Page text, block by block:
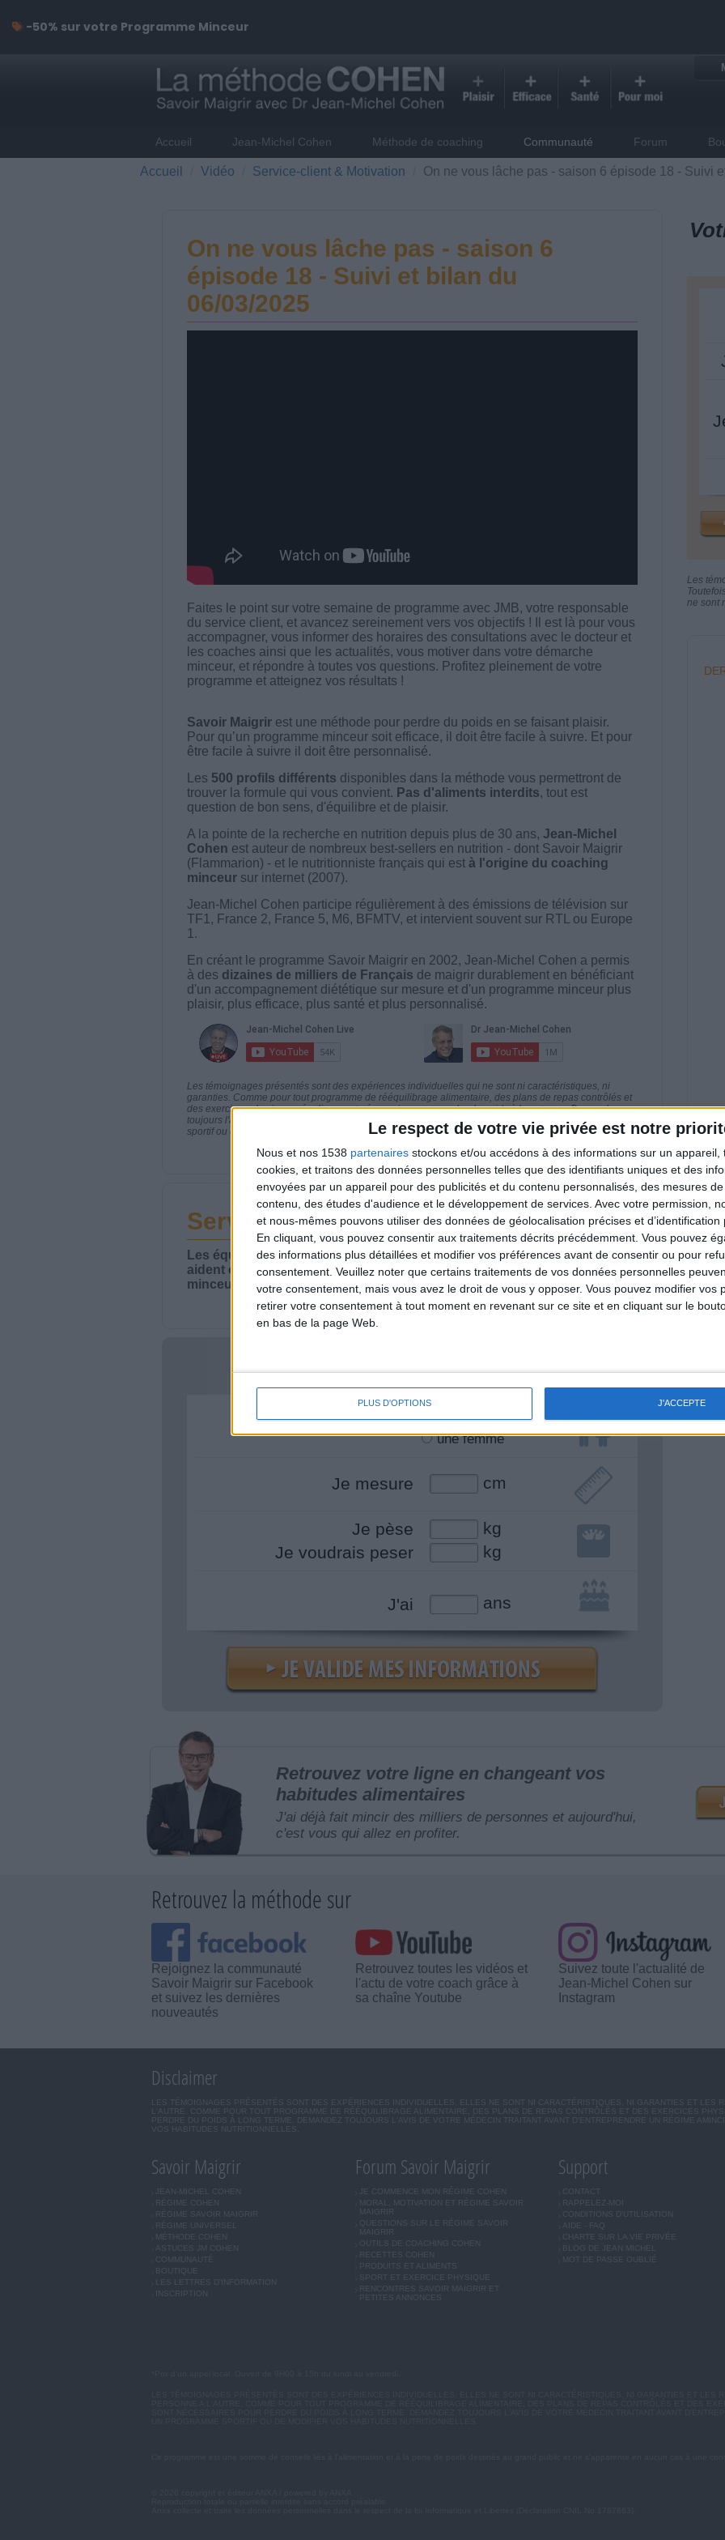
Le respect de votre vie privée est notre
Nous et nos 1538 partenaires stockons et/ou accédons à des informations sur un appareil,
cookies, et traitons des données personnelles telles que des identifiants uniques et des
envoyées par un appareil pour des publicités et du contenu personnalisés, des mesures
contenu, des études d'audience et le développement de services. Avec votre permission,
et nous-mêmes pouvons utiliser des données de géolocalisation précises et d’identification
En cliquant, vous pouvez consentir aux traitements décrits précédemment. Vous pouvez
des informations plus détaillées et modifier vos préférences avant de consentir ou pour
consentement. Veuillez noter que certains traitements de vos données personnelles
votre consentement, mais vous avez le droit de vous y opposer. Vous pouvez modifier vos
retirer votre consentement à tout moment en revenant sur ce site et en cliquant sur le
en bas de la page Web.
PLUS D'OPTIONS J'ACCEPTE
Accueil Jean-Michel Cohen Méthode de coaching Communauté Forum
Accueil Vidéo Service-client & Motivation On ne vous lâche pas - saison 6 épisode 18 - Suivi
On ne vous lâche pas - saison 6
épisode 18 - Suivi et bilan du
06/03/2025
Faites le point sur votre semaine de programme avec JMB, votre responsable
du service client, et avancez sereinement vers vos objectifs ! Il est là pour vous
accompagner, vous informer des horaires des consultations avec le docteur et
les coaches ainsi que les actualités, vous motiver dans votre démarche
minceur, et répondre à toutes vos questions. Profitez pleinement de votre
programme et atteignez vos résultats !
Savoir Maigrirest une méthode pour perdre du poids en se faisant plaisir.
Pour qu’un programme minceur soit efficace, il doit être facile à suivre. Et pour
être facile à suivre il doit être personnalisé.
Les 500 profils différents disponibles dans la méthode vous permettront de
trouver la formule qui vous convient. Pas d'aliments interdits, tout est
question de bon sens, d'équilibre et de plaisir.
A la pointe de la recherche en nutrition depuis plus de 30 ans, Jean-Michel
Cohen est auteur de nombreux best-sellers en nutrition - dont Savoir Maigrir
(Flammarion) - et le nutritionniste français qui est à l'origine du coaching
minceursur internet (2007).
Jean-Michel Cohen participe régulièrement à des émissions de télévision sur
TF1, France 2, France 5, M6, BFMTV, et intervient souvent sur RTL ou Europe
1.
En créant le programme Savoir Maigrir en 2002, Jean-Michel Cohen a permis
à des dizaines de milliers de Français de maigrir durablement en bénéficiant
d'un accompagnement diététique sur mesure et d'un programme minceur plus
plaisir, plus efficace, plus santé et plus personnalisé.
Les témoignages présentés sont des expériences individuelles qui ne sont ni caractéristiques, ni
garanties. Comme pour tout programme de rééquilibrage alimentaire, des plans de repas contrôlés et
des exercices physiques réguliers sont nécessaires pour perdre du poids à long terme. Demandez
toujours l'avis de votre médecin traitant avant d'entreprendre un régime amincissant, un programme
sportif ou de modifier vos habitudes nutritionnelles.
Service-client & Motivation Voir tout
Les équipes du Service-client et de la Communauté Savoir Maigrir vous
aident chaque semaine à vous rapprocher sereinement de votre objectif
minceur.
Votre bilan minceur(env. 2 min)
Je suis
un homme
une femme
Je mesure cm
Je pèse
kg
Je voudrais peser
kg
J'ai ans
Les
ne sont
Retrouvez votre ligne en changeant vos
habitudes alimentaires
J'ai déjà fait mincir des milliers de personnes et aujourd'hui,
c'est vous qui allez en profiter.
Retrouvez la méthode sur
Rejoignez la communauté
Savoir Maigrir sur Facebook
et suivez les dernières
nouveautés
Retrouvez toutes les vidéos et
l'actu de votre coach grâce à
sa chaîne Youtube
Suivez toute l'actualité de
Jean-Michel Cohen sur
Instagram
Disclaimer
LES TÉMOIGNAGES PRÉSENTÉS SONT DES EXPÉRIENCES INDIVIDUELLES. ELLES NE SONT NI CARACTÉRISTIQUES, NI GARANTIES ET LES
L'AUTRE. COMME POUR TOUT PROGRAMME DE RÉÉQUILIBRAGE ALIMENTAIRE, DES PLANS DE REPAS CONTRÔLÉS ET DES EXERCICES
PERDRE DU POIDS À LONG TERME. DEMANDEZ TOUJOURS L'AVIS DE VOTRE MÉDECIN TRAITANT AVANT D'ENTREPRENDRE UN RÉGIME
VOS HABITUDES NUTRITIONNELLES.
Savoir Maigrir
JEAN-MICHEL COHEN
RÉGIME COHEN
RÉGIME SAVOIR MAIGRIR
RÉGIME UNIVERSEL
MÉTHODE COHEN
ASTUCES JM COHEN
COMMUNAUTÉ
BOUTIQUE
LES LETTRES D'INFORMATION
INSCRIPTION
Forum Savoir Maigrir
JE COMMENCE MON RÉGIME COHEN
MORAL, MOTIVATION ET RÉGIME SAVOIR
MAIGRIR
QUESTIONS SUR LE RÉGIME SAVOIR
MAIGRIR
OUTILS DE COACHING COHEN
RECETTES COHEN
PRODUITS ET ALIMENTS
SPORT ET EXERCICE PHYSIQUE
RENCONTRES SAVOIR MAIGRIR ET
PETITES ANNONCES
Support
CONTACT
RAPPELEZ-MOI
CONDITIONS D'UTILISATION
AIDE - FAQ
CHARTE SUR LA VIE PRIVÉE
BLOG DE JEAN MICHEL
MOT DE PASSE OUBLIÉ
-50% sur votre Programme Minceur